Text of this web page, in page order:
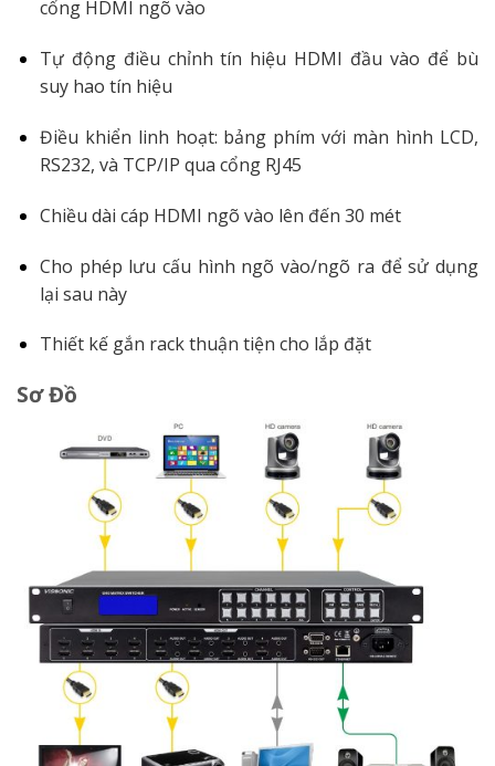
cổng HDMI ngõ vào
Tự động điều chỉnh tín hiệu HDMI đầu vào để bù
suy hao tín hiệu
Điều khiển linh hoạt: bảng phím với màn hình LCD,
RS232, và TCP/IP qua cổng RJ45
Chiều dài cáp HDMI ngõ vào lên đến 30 mét
Cho phép lưu cấu hình ngõ vào/ngõ ra để sử dụng
lại sau này
Thiết kế gắn rack thuận tiện cho lắp đặt
Sơ Đồ